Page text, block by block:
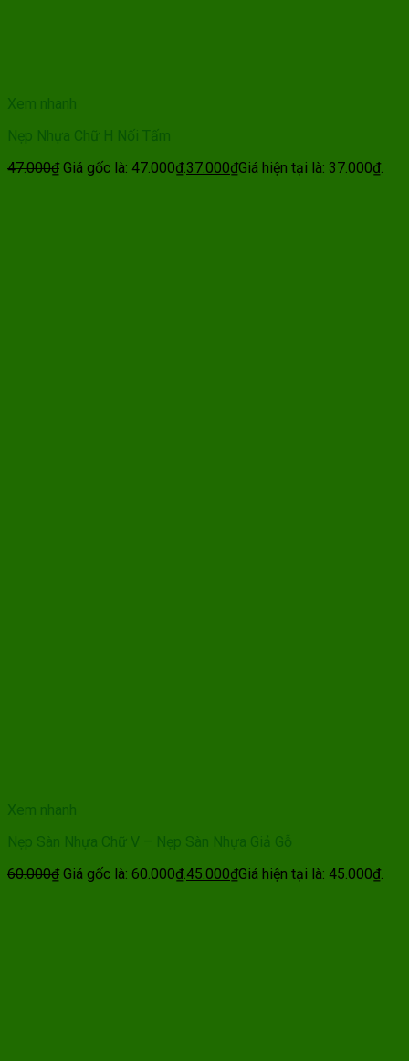
Xem nhanh
Nẹp Nhựa Chữ H Nối Tấm
47.000₫ Giá gốc là: 47.000₫.37.000₫Giá hiện tại là: 37.000₫.
Xem nhanh
Nẹp Sàn Nhựa Chữ V – Nẹp Sàn Nhựa Giả Gỗ
60.000₫ Giá gốc là: 60.000₫.45.000₫Giá hiện tại là: 45.000₫.